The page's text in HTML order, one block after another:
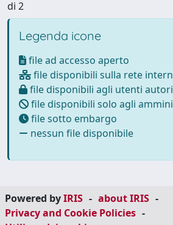
di 2
Legenda icone
file ad accesso aperto
file disponibili sulla rete
file disponibili agli utenti
file disponibili solo agli
file sotto embargo
nessun file disponibile
Powered byIRIS - about IRIS -
Privacy and Cookie Policies -